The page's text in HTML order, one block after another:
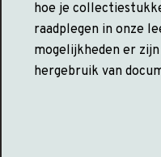
hoe je
raadplegen in onze
mogelijkheden er
hergebruik van